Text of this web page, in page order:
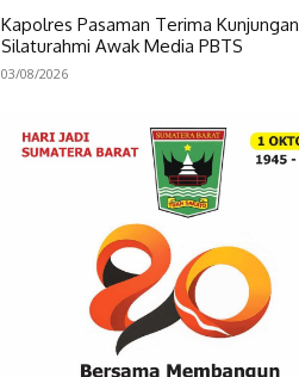
Kapolres Pasaman Terima Kunjungan
Silaturahmi Awak Media PBTS
03/08/2026